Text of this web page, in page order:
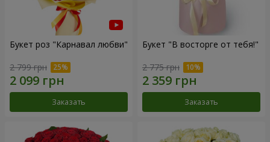
Букет роз "Карнавал любви"
2 799 грн
Заказать
Букет "В восторге от тебя!"
2 775 грн
Заказать